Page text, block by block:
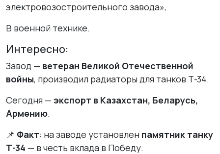
электровозостроительного завода»,
В военной технике.
Интересно:
Завод — ветеран Великой Отечественной
войны, производил радиаторы для танков Т-34.
Сегодня — экспорт в Казахстан, Беларусь,
Армению.
📌 Факт: на заводе установлен памятник танку
Т-34 — в честь вклада в Победу.